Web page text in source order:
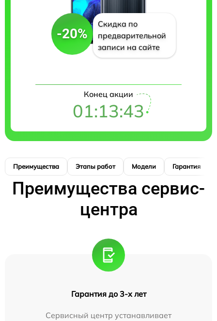
-20%
Скидка по
предварительной
записи на сайте
Конец акции
01:13:42
Преимущества Этапы работ Модели Гарантия
Преимущества сервис-
центра
Гарантия до 3-х лет
Сервисный центр устанавливает